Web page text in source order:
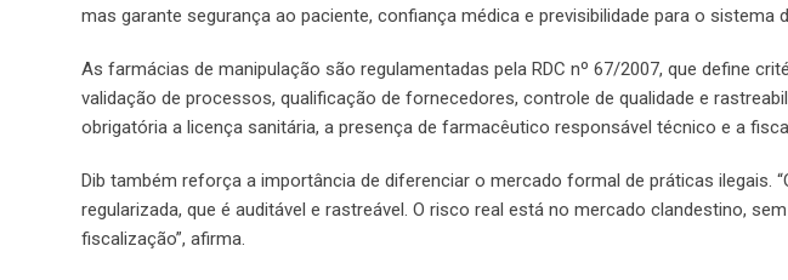
mas garante segurança ao paciente, confiança médica e previsibilidade para o sistema
As farmácias de manipulação são regulamentadas pela RDC nº 67/2007, que define
validação de processos, qualificação de fornecedores, controle de qualidade e
obrigatória a licença sanitária, a presença de farmacêutico responsável técnico e a
Dib também reforça a importância de diferenciar o mercado formal de práticas ilegais.
regularizada, que é auditável e rastreável. O risco real está no mercado clandestino,
fiscalização”, afirma.